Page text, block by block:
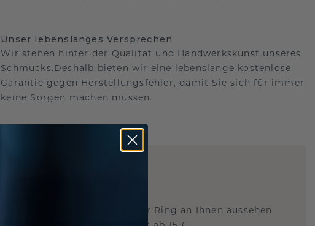
Unser lebenslanges Versprechen
Wir stehen hinter der Qualität und Handwerkskunst unseres
Schmucks.Deshalb bieten wir eine lebenslange kostenlose
Garantie gegen Herstellungsfehler, damit Sie sich für immer
keine Sorgen machen müssen.
Wollen Sie wissen, wie dieser Ring an Ihnen aussehen